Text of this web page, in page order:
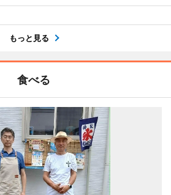
もっと見る
食べる